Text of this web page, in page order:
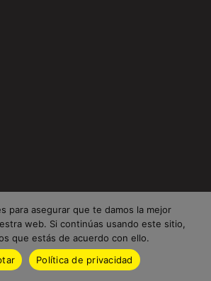
para asegurar que te damos la mejor
web. Si continúas usando este sitio,
que estás de acuerdo con ello.
Política de privacidad